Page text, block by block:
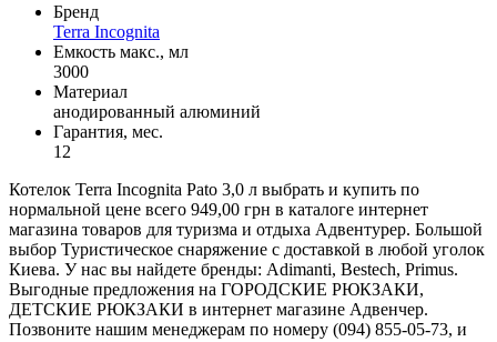
Бренд
Terra Incognita
Емкость макс., мл
3000
Материал
анодированный алюминий
Гарантия, мес.
12
Котелок Terra Incognita Pato 3,0 л выбрать и купить по
нормальной цене всего 949,00 грн в каталоге интернет
магазина товаров для туризма и отдыха Адвентурер. Большой
выбор Туристическое снаряжение с доставкой в любой уголок
Киева. У нас вы найдете бренды: Adimanti, Bestech, Primus.
Выгодные предложения на ГОРОДСКИЕ РЮКЗАКИ,
ДЕТСКИЕ РЮКЗАКИ в интернет магазине Адвенчер.
Позвоните нашим менеджерам по номеру (094) 855-05-73, и